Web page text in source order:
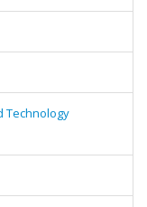
Technology